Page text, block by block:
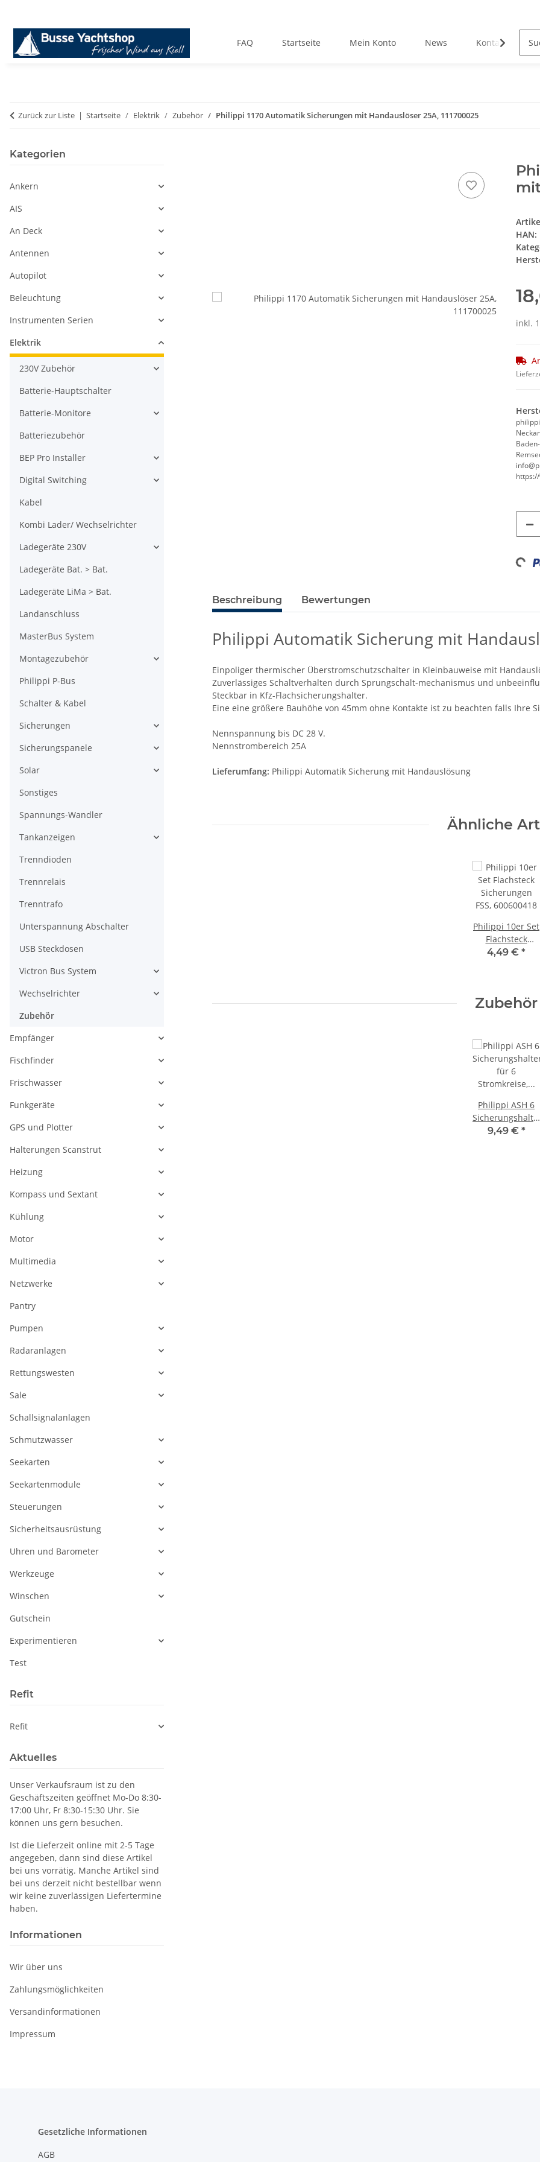
FAQ Startseite Mein Konto News Kontakt
Zurück zur Liste Startseite Elektrik Zubehör Philippi 1170 Automatik Sicherungen mit Handauslöser 25A, 111700025
HAN:
inkl.
Beschreibung Bewertungen
Philippi Automatik Sicherung mit
Einpoliger thermischer Überstromschutzschalter in Kleinbauweise mit
Zuverlässiges Schaltverhalten durch Sprungschalt-mechanismus und
Steckbar in Kfz-Flachsicherungshalter.
Eine eine größere Bauhöhe von 45mm ohne Kontakte ist zu beachten falls Ihre
Nennspannung bis DC 28 V.
Nennstrombereich 25A
Lieferumfang: Philippi Automatik Sicherung mit Handauslösung
Ähnliche
Philippi 10er Set
Flachsteck
Sicherungen
4,49 € *
Zubehör
Philippi ASH 6
für 6
9,49 € *
Kategorien
Ankern
AIS
An Deck
Antennen
Autopilot
Beleuchtung
Instrumenten Serien
Elektrik
230V Zubehör
Batterie-Hauptschalter
Batterie-Monitore
Batteriezubehör
BEP Pro Installer
Digital Switching
Kabel
Kombi Lader/ Wechselrichter
Ladegeräte 230V
Ladegeräte Bat. > Bat.
Ladegeräte LiMa > Bat.
Landanschluss
MasterBus System
Montagezubehör
Philippi P-Bus
Schalter & Kabel
Sicherungen
Sicherungspanele
Solar
Sonstiges
Spannungs-Wandler
Tankanzeigen
Trenndioden
Trennrelais
Trenntrafo
Unterspannung Abschalter
USB Steckdosen
Victron Bus System
Wechselrichter
Zubehör
Empfänger
Fischfinder
Frischwasser
Funkgeräte
GPS und Plotter
Halterungen Scanstrut
Heizung
Kompass und Sextant
Kühlung
Motor
Multimedia
Netzwerke
Pantry
Pumpen
Radaranlagen
Rettungswesten
Sale
Schallsignalanlagen
Schmutzwasser
Seekarten
Seekartenmodule
Steuerungen
Sicherheitsausrüstung
Uhren und Barometer
Werkzeuge
Winschen
Gutschein
Experimentieren
Test
Refit
Refit
Aktuelles
Unser Verkaufsraum ist zu den
Geschäftszeiten geöffnet Mo-Do 8:30-
17:00 Uhr, Fr 8:30-15:30 Uhr. Sie
können uns gern besuchen.
Ist die Lieferzeit online mit 2-5 Tage
angegeben, dann sind diese Artikel
bei uns vorrätig. Manche Artikel sind
bei uns derzeit nicht bestellbar wenn
wir keine zuverlässigen Liefertermine
haben.
Informationen
Wir über uns
Zahlungsmöglichkeiten
Versandinformationen
Impressum
Gesetzliche Informationen
AGB